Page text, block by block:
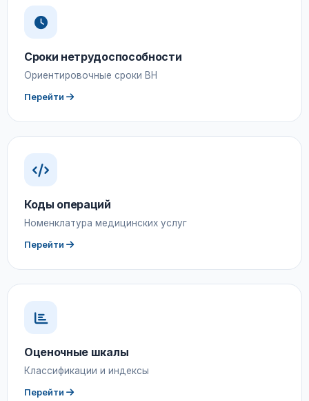
Сроки нетрудоспособности
Ориентировочные сроки ВН
Перейти
Коды операций
Номенклатура медицинских услуг
Перейти
Оценочные шкалы
Классификации и индексы
Перейти